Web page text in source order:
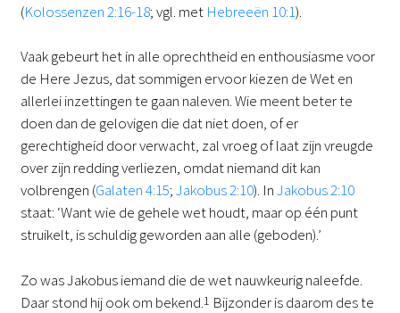
(Kolossenzen 2:16-18; vgl. met Hebreeën 10:1).
Vaak gebeurt het in alle oprechtheid en enthousiasme voor
de Here Jezus, dat sommigen ervoor kiezen de Wet en
allerlei inzettingen te gaan naleven. Wie meent beter te
doen dan de gelovigen die dat niet doen, of er
gerechtigheid door verwacht, zal vroeg of laat zijn vreugde
over zijn redding verliezen, omdat niemand dit kan
volbrengen (Galaten 4:15;Jakobus 2:10). InJakobus 2:10
staat: ‘Want wie de gehele wet houdt, maar op één punt
struikelt, is schuldig geworden aan alle (geboden).’
Zo was Jakobus iemand die de wet nauwkeurig naleefde.
Daar stond hij ook om bekend.1 Bijzonder is daarom des te